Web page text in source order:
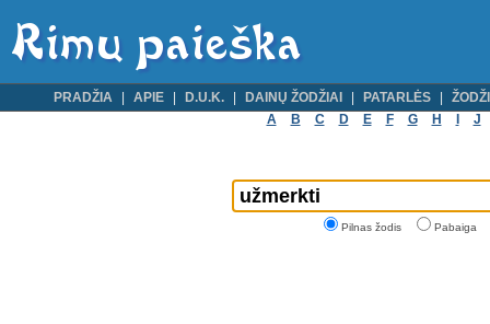
PRADŽIA APIE D.U.K. DAINŲ ŽODŽIAI PATARLĖS
A
B C D E F G H J
Pilnas žodis Pabaiga